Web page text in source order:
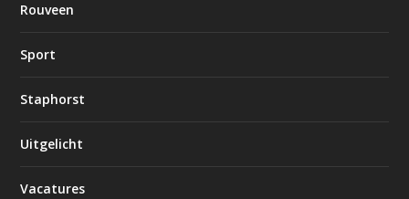
Rouveen
Sport
Staphorst
Uitgelicht
Vacatures